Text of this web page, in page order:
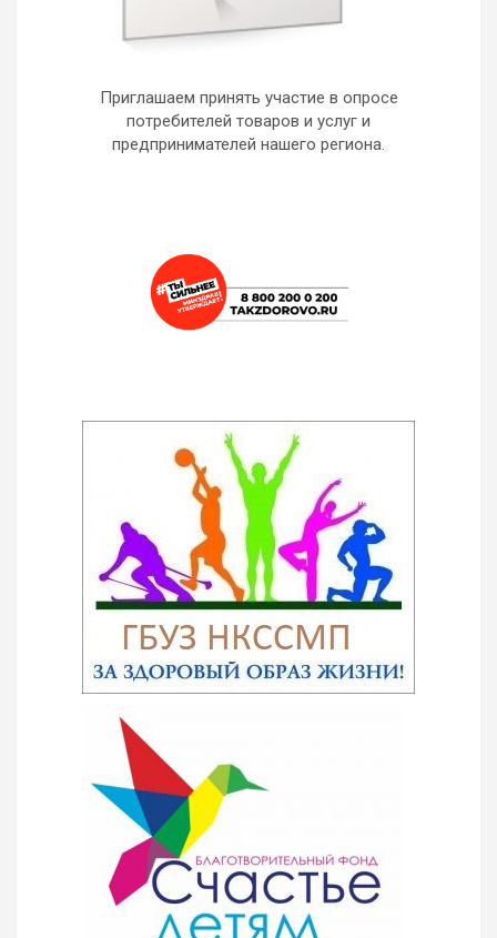
Приглашаем принять участие в опросе
потребителей товаров и услуг и
предпринимателей нашего региона.